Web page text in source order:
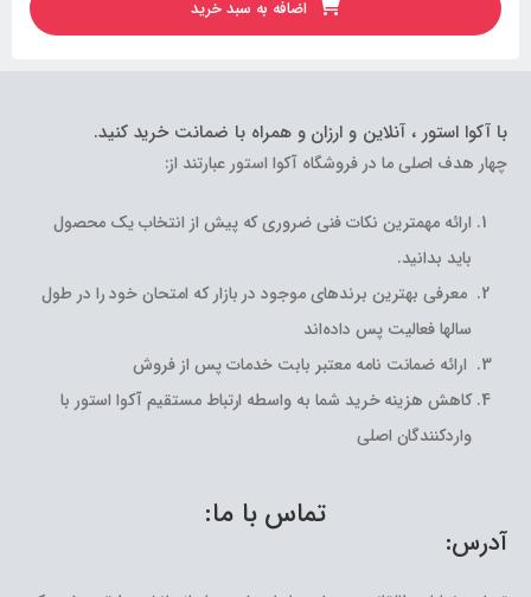
اضافه به سبد خرید
با آکوا استور ، آنلاین و ارزان و همراه با ضمانت خرید کنید.
چهار هدف اصلی ما در فروشگاه آکوا استور عبارتند از:
ارائه مهمترین نکات فنی ضروری که پیش از انتخاب یک محصول
باید بدانید.
معرفی بهترین برندهای موجود در بازار که امتحان خود را در طول
سالها فعالیت پس داده‌اند
ارائه ضمانت نامه معتبر بابت خدمات پس از فروش
کاهش هزینه خرید شما به واسطه ارتباط مستقیم آکوا استور با
واردکنندگان اصلی
تماس با ما:
آدرس: